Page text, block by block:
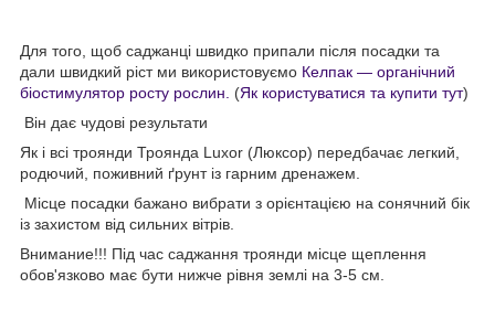
Для того, щоб саджанці швидко припали після посадки та
дали швидкий ріст ми використовуємо Келпак — органічний
біостимулятор росту рослин.
(Як користуватися та купити тут)
Він дає чудові результати
Як і всі троянди Троянда Luxor (Люксор) передбачає легкий,
родючий, поживний ґрунт із гарним дренажем.
Місце посадки бажано вибрати з орієнтацією на сонячний бік
із захистом від сильних вітрів.
Внимание!!! Під час саджання троянди місце щеплення
обов'язково має бути нижче рівня землі на 3-5 см.